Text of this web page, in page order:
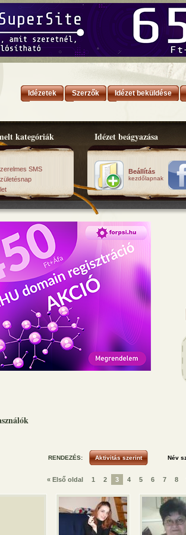
Idézetek Szerzők Idézet beküldése
kategóriák
SMS
Idézet beágyazása
Beállítás
kezdőlapnak
RENDEZÉS:
« Első oldal 1 2 3 4 5 6 7 8